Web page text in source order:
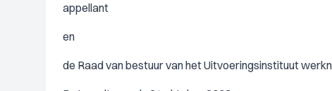
appellant
en
de Raad van bestuur van het Uitvoeringsinstituut